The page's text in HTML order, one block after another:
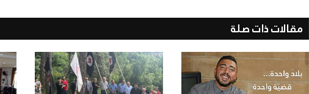
مقالات ذات صلة